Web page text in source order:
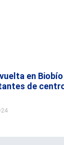
en
de